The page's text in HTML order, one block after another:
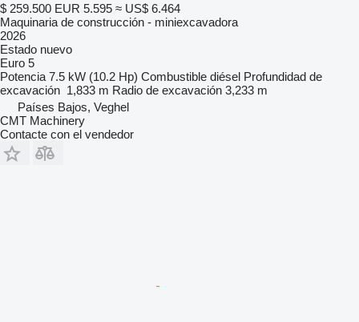
$ 259.500 EUR 5.595 ≈ US$ 6.464
Maquinaria de construcción - miniexcavadora
2026
Estado nuevo
Euro 5
Potencia 7.5 kW (10.2 Hp) Combustible diésel Profundidad de
excavación 1,833 m Radio de excavación 3,233 m
Países Bajos, Veghel
CMT Machinery
Contacte con el vendedor